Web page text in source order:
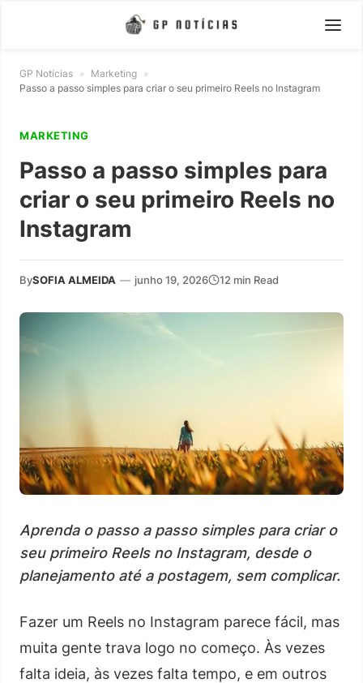
GP Notícias » Marketing »
Passo a passo simples para criar o seu primeiro Reels no Instagram
MARKETING
Passo a passo simples para
criar o seu primeiro Reels no
Instagram
BySOFIA ALMEIDA — junho 19, 2026 12 min Read
Aprenda o passo a passo simples para criar o
seu primeiro Reels no Instagram, desde o
planejamento até a postagem, sem complicar.
Fazer um Reels no Instagram parece fácil, mas
muita gente trava logo no começo. Às vezes
falta ideia, às vezes falta tempo, e em outros